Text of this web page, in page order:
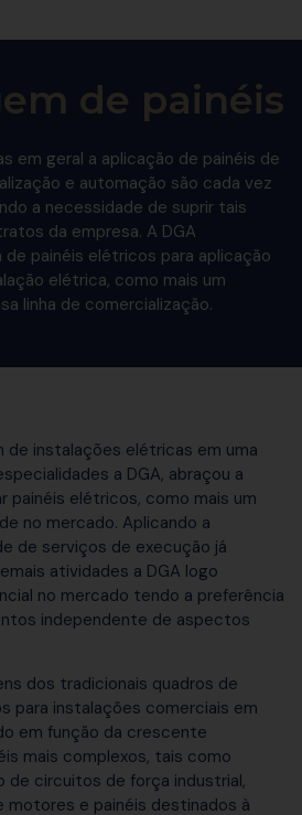
de painéis
em geral a aplicação de painéis de
e automação são cada vez
a necessidade de suprir tais
da empresa. A DGA
painéis elétricos para aplicação
elétrica, como mais um
linha de comercialização.
de instalações elétricas em uma
a DGA, abraçou a
painéis elétricos, como mais um
no mercado. Aplicando a
de serviços de execução já
atividades a DGA logo
no mercado tendo a preferência
independente de aspectos
dos tradicionais quadros de
para instalações comerciais em
em função da crescente
mais complexos, tais como
de circuitos de força industrial,
e painéis destinados à